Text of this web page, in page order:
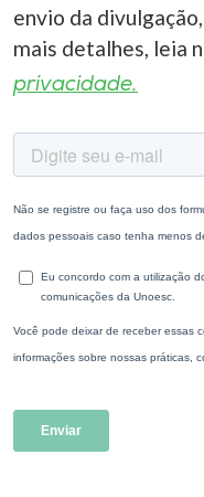
envio da
mais detalhes, leia
privacidade.